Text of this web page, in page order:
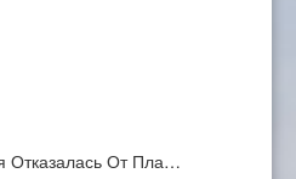
Отказалась От Пла…